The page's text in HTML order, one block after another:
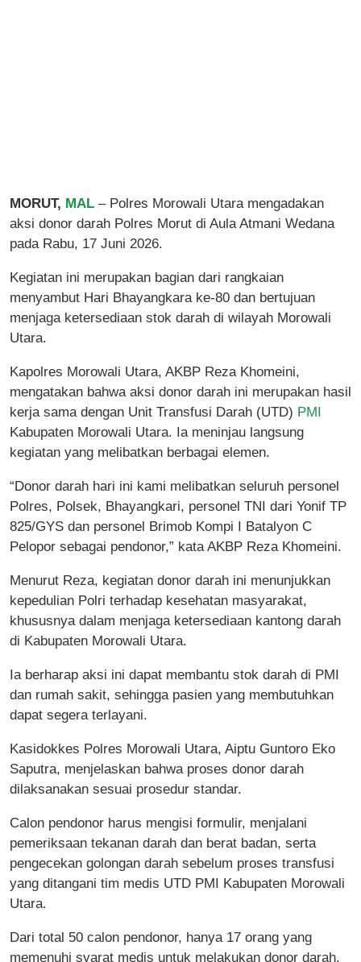
MORUT, MAL – Polres Morowali Utara mengadakan
aksi donor darah Polres Morut di Aula Atmani Wedana
pada Rabu, 17 Juni 2026.
Kegiatan ini merupakan bagian dari rangkaian
menyambut Hari Bhayangkara ke-80 dan bertujuan
menjaga ketersediaan stok darah di wilayah Morowali
Utara.
Kapolres Morowali Utara, AKBP Reza Khomeini,
mengatakan bahwa aksi donor darah ini merupakan hasil
kerja sama dengan Unit Transfusi Darah (UTD) PMI
Kabupaten Morowali Utara. Ia meninjau langsung
kegiatan yang melibatkan berbagai elemen.
“Donor darah hari ini kami melibatkan seluruh personel
Polres, Polsek, Bhayangkari, personel TNI dari Yonif TP
825/GYS dan personel Brimob Kompi I Batalyon C
Pelopor sebagai pendonor,” kata AKBP Reza Khomeini.
Menurut Reza, kegiatan donor darah ini menunjukkan
kepedulian Polri terhadap kesehatan masyarakat,
khususnya dalam menjaga ketersediaan kantong darah
di Kabupaten Morowali Utara.
Ia berharap aksi ini dapat membantu stok darah di PMI
dan rumah sakit, sehingga pasien yang membutuhkan
dapat segera terlayani.
Kasidokkes Polres Morowali Utara, Aiptu Guntoro Eko
Saputra, menjelaskan bahwa proses donor darah
dilaksanakan sesuai prosedur standar.
Calon pendonor harus mengisi formulir, menjalani
pemeriksaan tekanan darah dan berat badan, serta
pengecekan golongan darah sebelum proses transfusi
yang ditangani tim medis UTD PMI Kabupaten Morowali
Utara.
Dari total 50 calon pendonor, hanya 17 orang yang
memenuhi syarat medis untuk melakukan donor darah.